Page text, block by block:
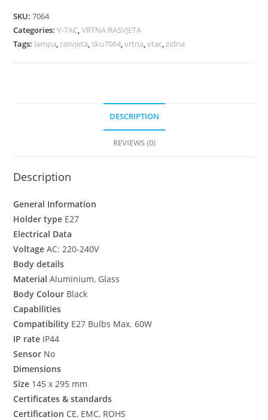
SKU:7064
Categories:V-TAC,VRTNA RASVJETA
Tags: lampa, rasvjeta, sku7064,vrtna,vtac,zidna
DESCRIPTION
REVIEWS (0)
Description
General Information
Holder type E27
Electrical Data
VoltageAC: 220-240V
Body details
MaterialAluminium, Glass
Body Colour Black
Capabilities
Compatibility E27 Bulbs Max. 60W
IP rate IP44
Sensor No
Dimensions
Size 145 x 295 mm
Certificates & standards
Certification CE, EMC, ROHS